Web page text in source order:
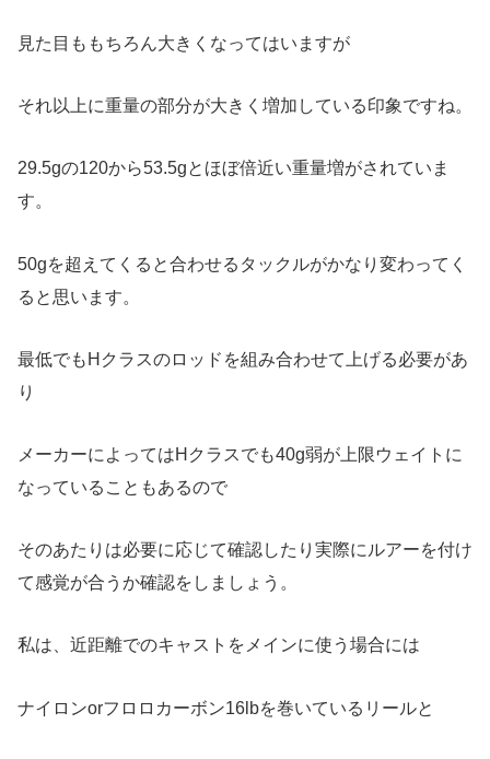
見た目ももちろん大きくなってはいますが
それ以上に重量の部分が大きく増加している印象ですね。
29.5gの120から53.5gとほぼ倍近い重量増がされていま
す。
50gを超えてくると合わせるタックルがかなり変わってく
ると思います。
最低でもHクラスのロッドを組み合わせて上げる必要があ
り
メーカーによってはHクラスでも40g弱が上限ウェイトに
なっていることもあるので
そのあたりは必要に応じて確認したり実際にルアーを付け
て感覚が合うか確認をしましょう。
私は、近距離でのキャストをメインに使う場合には
ナイロンorフロロカーボン16lbを巻いているリールと